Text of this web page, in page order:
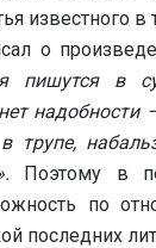
известного
о
пишутся в
нет
в трупе,
Поэтому в
по
последних